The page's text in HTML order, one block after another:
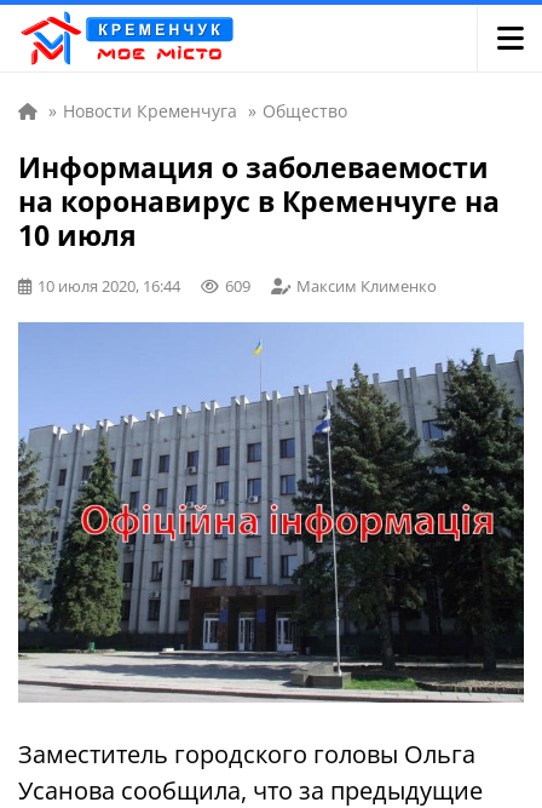
» Новости Кременчуга » Общество
Информация о заболеваемости
на коронавирус в Кременчуге на
10 июля
10 июля 2020, 16:44 609 Максим Клименко
Заместитель городского головы Ольга
Усанова сообщила, что за предыдущие